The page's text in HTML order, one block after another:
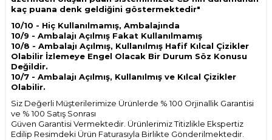
kaç puana denk geldiğini göstermektedir"
10/10 - Hiç Kullanılmamış, Ambalajında
10/9 - Ambalajı Açılmış Fakat Kullanılmamış
10/8 - Ambalajı Açılmış, Kullanılmış Hafif Kılcal Çizikler
Olabilir İzlemeye Engel Olacak Bir Durum Söz Konusu
Değildir.
10/7 - Ambalajı Açılmış, Kullanılmış ve Kılcal Çizikler
Olabilir.
Siz Değerli Müşterilerimize Ürünlerde % 100 Orjinallik Garantisi
ve % 100 Satış Sonrası
Güven Garantisi Vermektedir. Ürünlerimiz Titizlikle Ekspertiz
Edilip Resimdeki Ürün Faturasıyla Birlikte Gönderilmektedir.